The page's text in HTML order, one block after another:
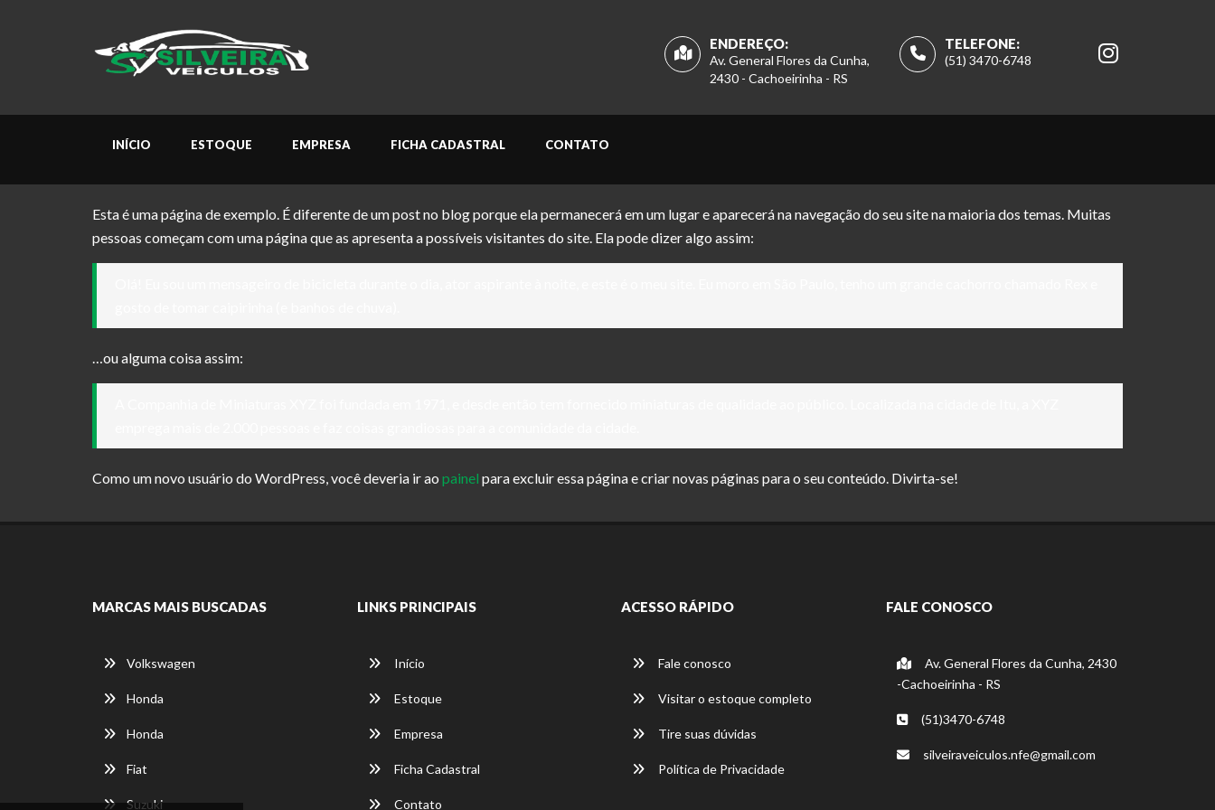
TELEFONE:
(51) 3470-6748
ENDEREÇO:
Av. General Flores da Cunha,
2430 - Cachoeirinha - RS
INÍCIO ESTOQUE EMPRESA FICHA CADASTRAL CONTATO
Esta é uma página de exemplo. É diferente de um post no blog porque ela permanecerá em um lugar e aparecerá na navegação do seu site na maioria dos temas. Muitas
pessoas começam com uma página que as apresenta a possíveis visitantes do site. Ela pode dizer algo assim:
…ou alguma coisa assim:
Como um novo usuário do WordPress, você deveria ir ao painel para excluir essa página e criar novas páginas para o seu conteúdo. Divirta-se!
MARCAS MAIS BUSCADAS
Volkswagen
Honda
Honda
Fiat
Suzuki
LINKS PRINCIPAIS
Início
Estoque
Empresa
Ficha Cadastral
Contato
ACESSO RÁPIDO
Fale conosco
Visitar o estoque completo
Tire suas dúvidas
Política de Privacidade
FALE CONOSCO
Av. General Flores da Cunha, 2430
-Cachoeirinha - RS
(51)3470-6748
silveiraveiculos.nfe@gmail.com